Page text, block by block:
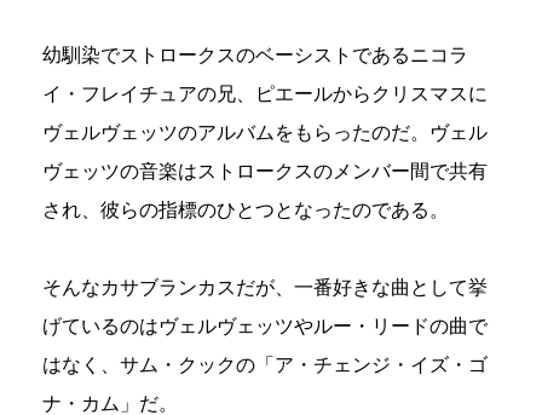
幼馴染でストロークスのベーシストであるニコラ
イ・フレイチュアの兄、ピエールからクリスマスに
ヴェルヴェッツのアルバムをもらったのだ。ヴェル
ヴェッツの音楽はストロークスのメンバー間で共有
され、彼らの指標のひとつとなったのである。
そんなカサブランカスだが、一番好きな曲として挙
げているのはヴェルヴェッツやルー・リードの曲で
はなく、サム・クックの「ア・チェンジ・イズ・ゴ
ナ・カム」だ。